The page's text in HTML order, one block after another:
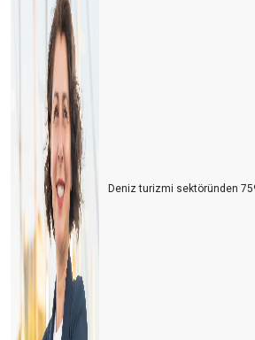
Deniz turizmi sektöründen